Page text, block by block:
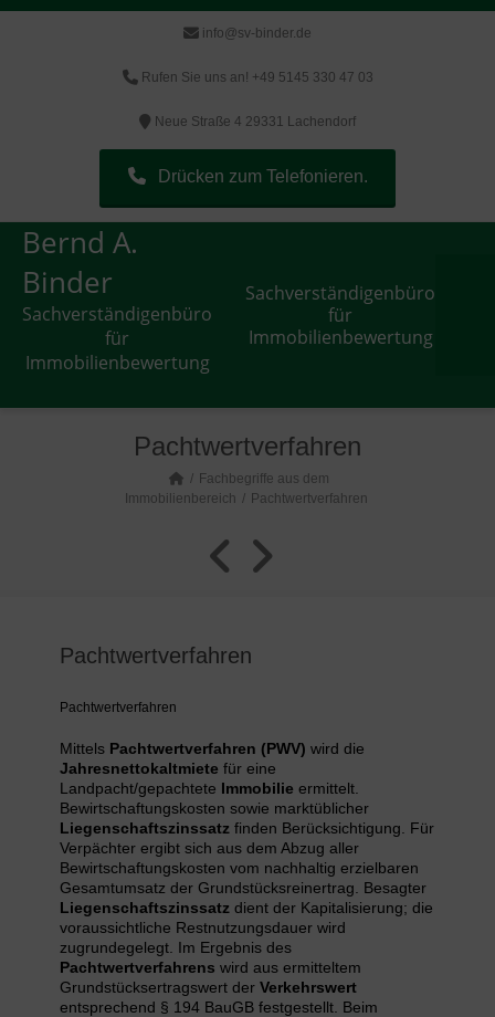
info@sv-binder.de
Rufen Sie uns an! +49 5145 330 47 03
Neue Straße 4 29331 Lachendorf
Drücken zum Telefonieren.
Bernd A.
Binder
Sachverständigenbüro
für
Immobilienbewertung
Sachverständigenbüro
für
Immobilienbewertung
Pachtwertverfahren
Fachbegriffe aus dem
Immobilienbereich
Pachtwertverfahren
Pachtwertverfahren
Pachtwertverfahren
Mittels Pachtwertverfahren (PWV) wird die
Jahresnettokaltmiete für eine
Landpacht/gepachtete Immobilie ermittelt.
Bewirtschaftungskosten sowie marktüblicher
Liegenschaftszinssatz finden Berücksichtigung. Für
Verpächter ergibt sich aus dem Abzug aller
Bewirtschaftungskosten vom nachhaltig erzielbaren
Gesamtumsatz der Grundstücksreinertrag. Besagter
Liegenschaftszinssatz dient der Kapitalisierung; die
voraussichtliche Restnutzungsdauer wird
zugrundegelegt. Im Ergebnis des
Pachtwertverfahrens wird aus ermitteltem
Grundstücksertragswert der Verkehrswert
entsprechend § 194 BauGB festgestellt. Beim